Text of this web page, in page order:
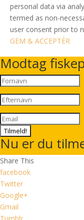
personal data via
termed as non-
user consent prior to
GEM & ACCEPTÈR
Modtag
Tilmeld!
Nu er du
Share This
facebook
Twitter
Google+
Gmail